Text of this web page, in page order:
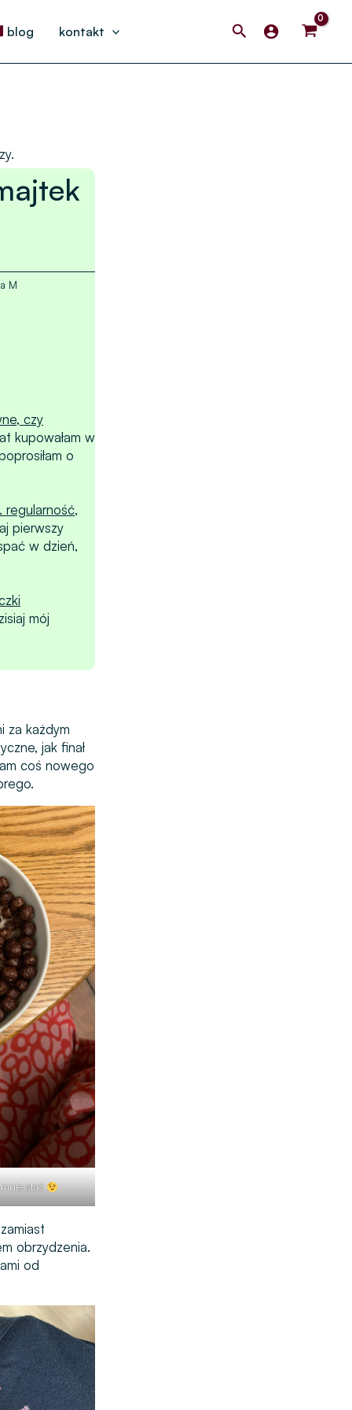
blog kontakt Search
M
czy
kupowałam w
o
regularność,
pierwszy
w dzień,
mój
za każdym
jak finał
coś nowego
stać
obrzydzenia.
od